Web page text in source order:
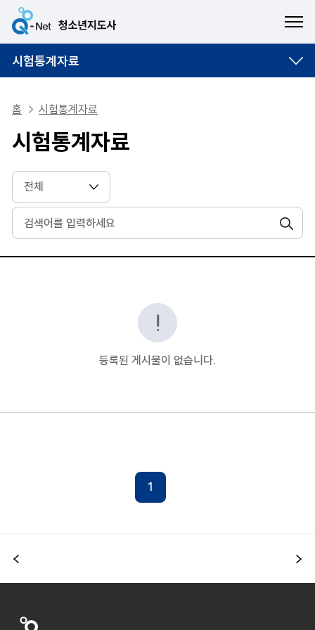
시험통계자료
홈 시험통계자료
시험통계자료
검색
등록된 게시물이 없습니다.
1
이전